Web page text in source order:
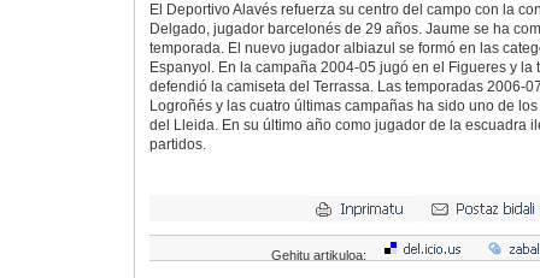
El Deportivo Alavés refuerza su centro del campo con la
Delgado, jugador barcelonés de 29 años. Jaume se ha
temporada. El nuevo jugador albiazul se formó en las
Espanyol. En la campaña 2004-05 jugó en el Figueres y la
defendió la camiseta del Terrassa. Las temporadas 2006-
Logroñés y las cuatro últimas campañas ha sido uno de
del Lleida. En su último año como jugador de la escuadra
partidos.
Gehitu artikuloa: